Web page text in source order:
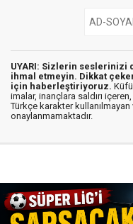
UYARI: Sizlerin seslerinizi
ihmal etmeyin. Dikkat
için haberleştiriyoruz.
imalar, inançlara saldırı
Türkçe karakter
onaylanmamaktadır.